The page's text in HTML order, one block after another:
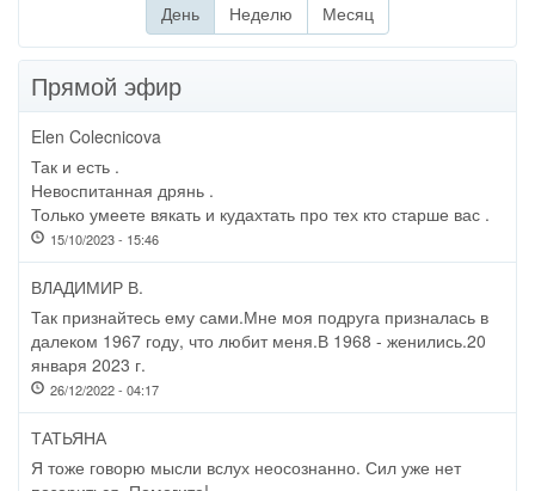
День (активная вкладка)
Неделю Месяц
Прямой эфир
Elen Colecnicova
Так и есть .
Невоспитанная дрянь .
Только умеете вякать и кудахтать про тех кто старше вас .
15/10/2023 - 15:46
ВЛАДИМИР В.
Так признайтесь ему сами.Мне моя подруга призналась в
далеком 1967 году, что любит меня.В 1968 - женились.20
января 2023 г.
26/12/2022 - 04:17
ТАТЬЯНА
Я тоже говорю мысли вслух неосознанно. Сил уже нет